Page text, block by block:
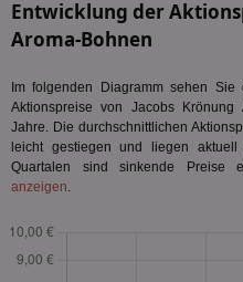
Entwicklung der
Aroma-Bohnen
Im folgenden Diagramm sehen
Aktionspreise von Jacobs
Jahre. Die durchschnittlichen
leicht gestiegen und liegen
Quartalen sind sinkende Preise
anzeigen.